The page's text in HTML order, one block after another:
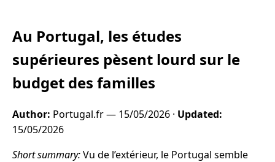
Au Portugal, les études
supérieures pèsent lourd sur le
budget des familles
Author: Portugal.fr — 15/05/2026 · Updated:
15/05/2026
Short summary:Vu de l’extérieur, le Portugal semble